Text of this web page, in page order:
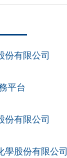
份有限公司
平台
份有限公司
學股份有限公司